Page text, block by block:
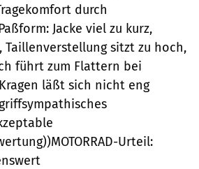
durch
Jacke viel zu kurz,
Taillenverstellung sitzt zu hoch,
führt zum Flattern bei
läßt sich nicht eng
Urteil: